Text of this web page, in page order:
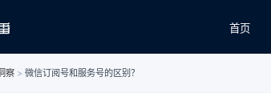
首页
察 > 微信订阅号和服务号的区别？